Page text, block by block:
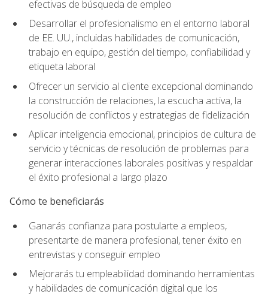
efectivas de búsqueda de empleo
Desarrollar el profesionalismo en el entorno laboral
de EE. UU., incluidas habilidades de comunicación,
trabajo en equipo, gestión del tiempo, confiabilidad y
etiqueta laboral
Ofrecer un servicio al cliente excepcional dominando
la construcción de relaciones, la escucha activa, la
resolución de conflictos y estrategias de fidelización
Aplicar inteligencia emocional, principios de cultura de
servicio y técnicas de resolución de problemas para
generar interacciones laborales positivas y respaldar
el éxito profesional a largo plazo
Cómo te beneficiarás
Ganarás confianza para postularte a empleos,
presentarte de manera profesional, tener éxito en
entrevistas y conseguir empleo
Mejorarás tu empleabilidad dominando herramientas
y habilidades de comunicación digital que los